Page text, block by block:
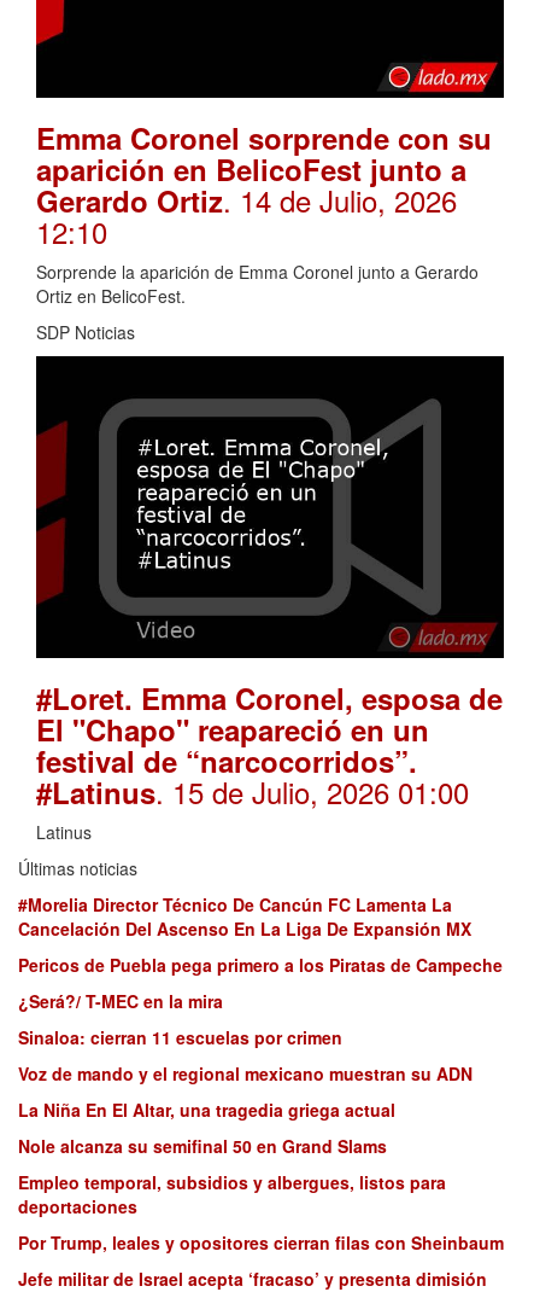
Emma Coronel sorprende con su
aparición en BelicoFest junto a
Gerardo Ortiz. 14 de Julio, 2026
12:10
Sorprende la aparición de Emma Coronel junto a Gerardo
Ortiz en BelicoFest.
SDP Noticias
#Loret. Emma Coronel, esposa de
El "Chapo" reapareció en un
festival de “narcocorridos”.
#Latinus. 15 de Julio, 2026 01:00
Latinus
Últimas noticias
#Morelia Director Técnico De Cancún FC Lamenta La
Cancelación Del Ascenso En La Liga De Expansión MX
Pericos de Puebla pega primero a los Piratas de Campeche
¿Será?/ T-MEC en la mira
Sinaloa: cierran 11 escuelas por crimen
Voz de mando y el regional mexicano muestran su ADN
La Niña En El Altar, una tragedia griega actual
Nole alcanza su semifinal 50 en Grand Slams
Empleo temporal, subsidios y albergues, listos para
deportaciones
Por Trump, leales y opositores cierran filas con Sheinbaum
Jefe militar de Israel acepta ‘fracaso’ y presenta dimisión